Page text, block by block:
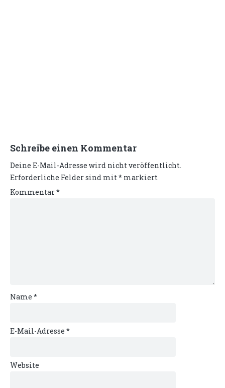
Schreibe einen Kommentar
Deine E-Mail-Adresse wird nicht veröffentlicht.
Erforderliche Felder sind mit* markiert
Kommentar*
Name *
E-Mail-Adresse *
Website